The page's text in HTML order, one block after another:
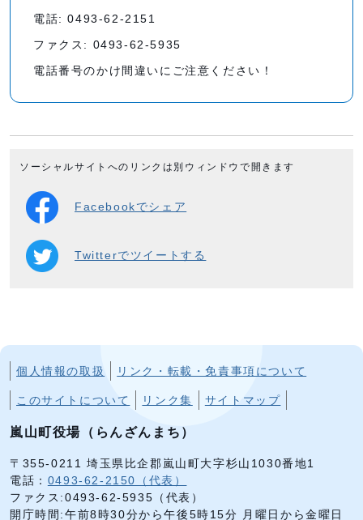
電話: 0493-62-2151
ファクス: 0493-62-5935
電話番号のかけ間違いにご注意ください！
ソーシャルサイトへのリンクは別ウィンドウで開きます
Facebookでシェア
Twitterでツイートする
個人情報の取扱 リンク・転載・免責事項について
このサイトについて リンク集 サイトマップ
嵐山町役場（らんざんまち）
〒355-0211 埼玉県比企郡嵐山町大字杉山1030番地1
電話： 0493-62-2150（代表）
ファクス:0493-62-5935（代表）
開庁時間:午前8時30分から午後5時15分 月曜日から金曜日